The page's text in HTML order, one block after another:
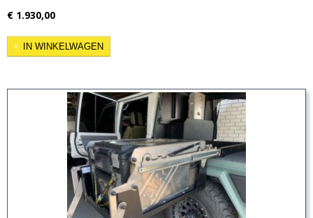
€ 1.930,00
IN WINKELWAGEN